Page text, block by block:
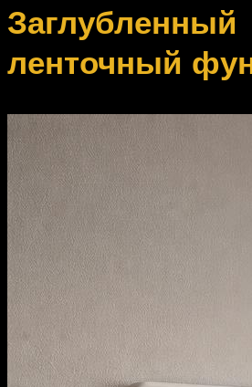
Заглубленный
ленточный